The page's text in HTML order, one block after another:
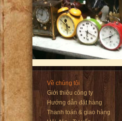
Về chúng tôi
Giới thiêu công ty
Hướng dẫn đặt hàng
Thanh toán & giao hàng